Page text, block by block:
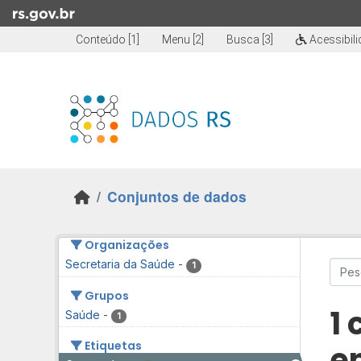
Skip to main content
Conteúdo [1] Menu [2] Busca [3]
Conjuntos de dados
Organizações
Secretaria da Saúde - 1
Grupos
Saúde - 1
Etiquetas
1